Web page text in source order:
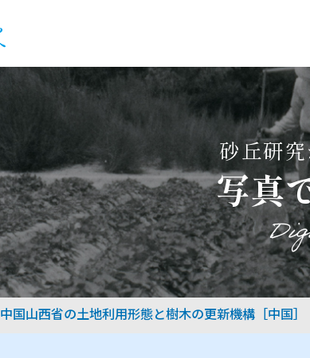
砂丘研
写真
中国山西省の土地利用形態と樹木の更新機構［中国］